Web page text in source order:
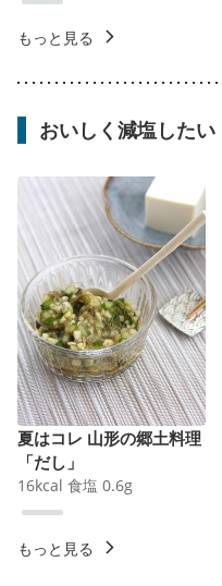
もっと見る
おいしく減塩したい
夏はコレ 山形の郷土料理
「だし」
16kcal 食塩 0.6g
もっと見る